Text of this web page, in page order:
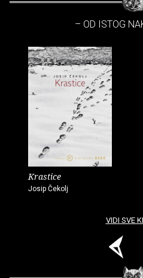
– OD ISTOG
Krastice
Josip Čekolj
VIDI SVE